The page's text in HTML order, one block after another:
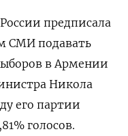
предписала
СМИ подавать
в Армении
Никола
его партии
голосов.